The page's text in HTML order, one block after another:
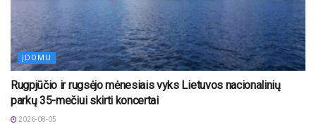
ĮDOMU
Rugpjūčio ir rugsėjo mėnesiais vyks Lietuvos nacionalinių
parkų 35-mečiui skirti koncertai
2026-08-05